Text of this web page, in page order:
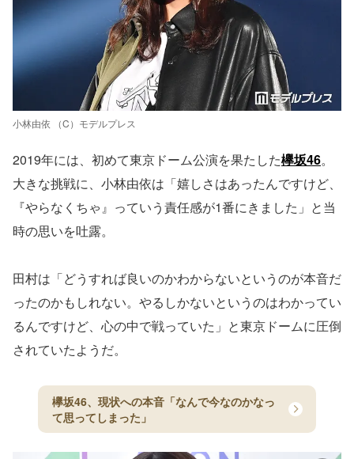
小林由依 （C）モデルプレス
2019年には、初めて東京ドーム公演を果たした欅坂46。
大きな挑戦に、小林由依は「嬉しさはあったんですけど、
『やらなくちゃ』っていう責任感が1番にきました」と当
時の思いを吐露。
田村は「どうすれば良いのかわからないというのが本音だ
ったのかもしれない。やるしかないというのはわかってい
るんですけど、心の中で戦っていた」と東京ドームに圧倒
されていたようだ。
欅坂46、現状への本音「なんで今なのかなっ
て思ってしまった」